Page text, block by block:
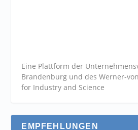
Eine Plattform der
Brandenburg und des Werner-
for Industry and Science
EMPFEHLUNGEN